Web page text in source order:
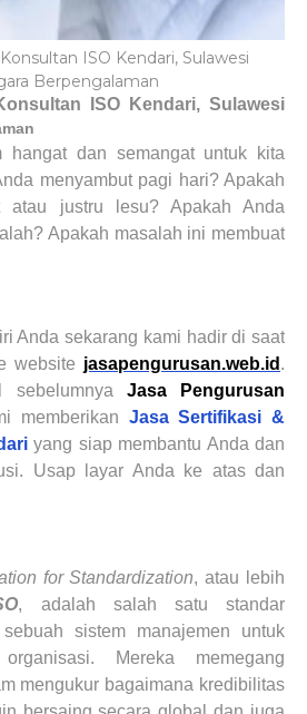
ISO Kendari, Sulawesi
Berpengalaman
ISO Kendari, Sulawesi
hangat dan semangat untuk kita
menyambut pagi hari? Apakah
atau justru lesu? Apakah Anda
Apakah masalah ini membuat
Anda sekarang kami hadir di saat
website jasapengurusan.web.id .
sebelumnya Jasa Pengurusan
memberikan Jasa Sertifikasi &
yang siap membantu Anda dan
Usap layar Anda ke atas dan
for Standardization, atau lebih
, adalah salah satu standar
sistem manajemen untuk
Mereka memegang
mengukur bagaimana kredibilitas